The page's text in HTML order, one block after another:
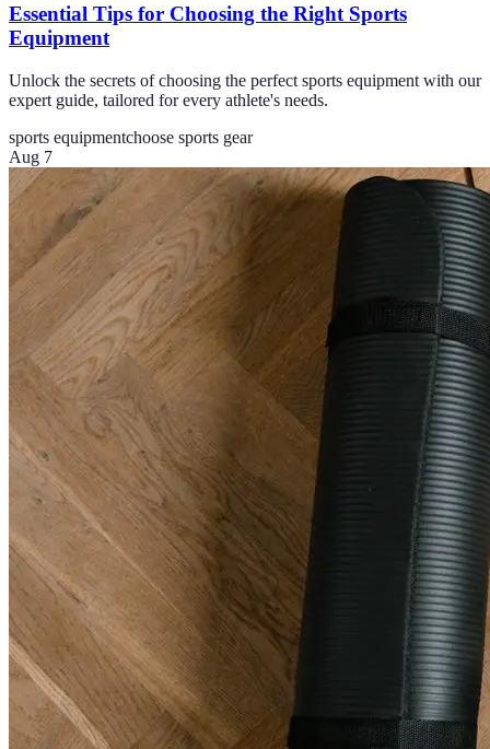
Essential Tips for Choosing the Right Sports
Equipment
Unlock the secrets of choosing the perfect sports equipment with our
expert guide, tailored for every athlete's needs.
sports equipmentchoose sports gear
Aug 7